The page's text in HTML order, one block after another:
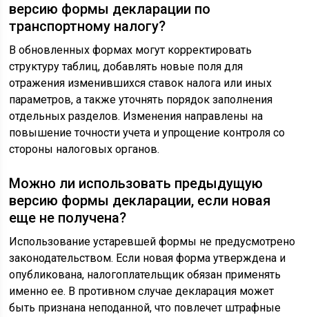
версию формы декларации по
транспортному налогу?
В обновленных формах могут корректировать
структуру таблиц, добавлять новые поля для
отражения изменившихся ставок налога или иных
параметров, а также уточнять порядок заполнения
отдельных разделов. Изменения направлены на
повышение точности учета и упрощение контроля со
стороны налоговых органов.
Можно ли использовать предыдущую
версию формы декларации, если новая
еще не получена?
Использование устаревшей формы не предусмотрено
законодательством. Если новая форма утверждена и
опубликована, налогоплательщик обязан применять
именно ее. В противном случае декларация может
быть признана неподанной, что повлечет штрафные